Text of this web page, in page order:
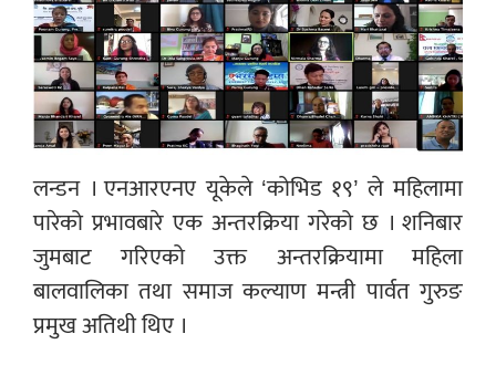
लन्डन । एनआरएनए यूकेले ‘कोभिड १९’ ले महिलामा
पारेको प्रभावबारे एक अन्तरक्रिया गरेको छ । शनिबार
जुमबाट गरिएको उक्त अन्तरक्रियामा महिला
बालवालिका तथा समाज कल्याण मन्त्री पार्वत गुरुङ
प्रमुख अतिथी थिए ।